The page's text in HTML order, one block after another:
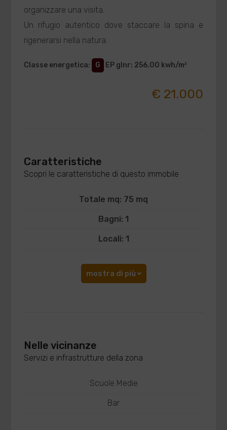
organizzare una visita.
Un rifugio autentico dove staccare la spina e
rigenerarsi nella natura.
Classe energetica: G EP glnr: 256.00 kwh/m²
€ 21.000
Caratteristiche
Scopri le caratteristiche di questo immobile
Totale mq: 75 mq
Bagni: 1
Locali: 1
mostra di più
Nelle vicinanze
Servizi e infrastrutture della zona
Scuole Medie
Bar